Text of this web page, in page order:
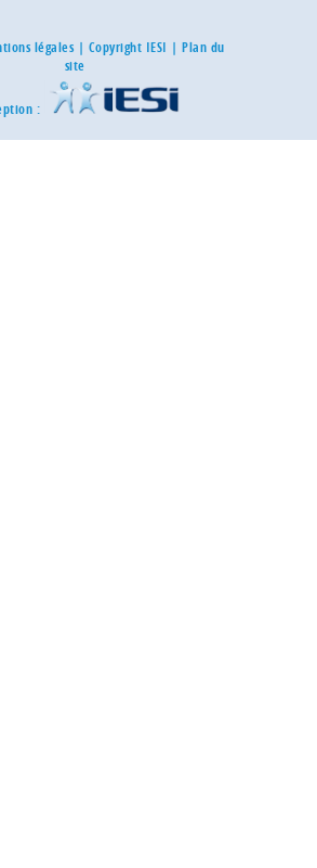
légales | Copyright IESI | Plan du
site
: